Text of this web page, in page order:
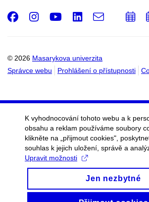
© 2026 Masarykova univerzita
Správce webu
Prohlášení o přístupnosti
Facebook
Instagram
Youtube
LinkedIn
e-
K vyhodnocování tohoto webu a k
obsahu a reklam používáme soubory
klikněte na „přijmout cookies",
souhlas k jejich uložení, správě a
Upravit možnosti
Jen nezbytné